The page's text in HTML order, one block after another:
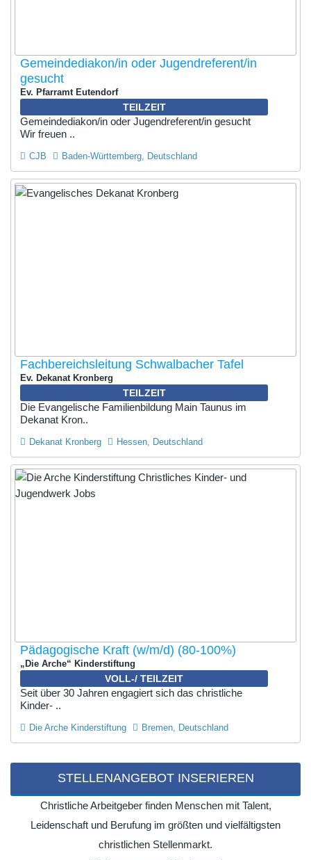
Gemeindediakon/in oder Jugendreferent/in
gesucht
Ev. Pfarramt Eutendorf
TEILZEIT
Gemeindediakon/in oder Jugendreferent/in gesucht
Wir freuen ..
CJB Baden-Württemberg, Deutschland
Fachbereichsleitung Schwalbacher Tafel
Ev. Dekanat Kronberg
TEILZEIT
Die Evangelische Familienbildung Main Taunus im
Dekanat Kron..
Dekanat Kronberg Hessen, Deutschland
Pädagogische Kraft (w/m/d) (80-100%)
„Die Arche“ Kinderstiftung
VOLL-/ TEILZEIT
Seit über 30 Jahren engagiert sich das christliche
Kinder- ..
Die Arche Kinderstiftung Bremen, Deutschland
STELLENANGEBOT INSERIEREN
Christliche Arbeitgeber finden Menschen mit Talent,
Leidenschaft und Berufung im größten und vielfältigsten
christlichen Stellenmarkt.